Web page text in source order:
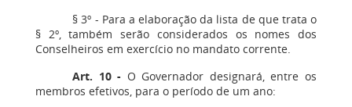
§ 3º - Para a elaboração da lista de que trata o
§ 2º, também serão considerados os nomes dos
Conselheiros em exercício no mandato corrente.
Art. 10- O Governador designará, entre os
membros efetivos, para o período de um ano: